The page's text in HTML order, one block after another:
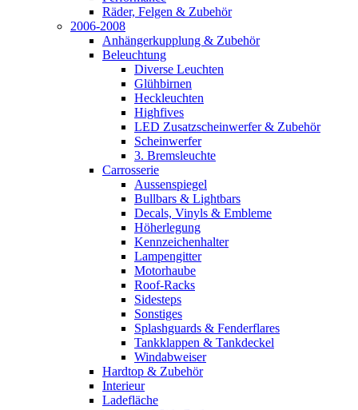
Räder, Felgen & Zubehör
2006-2008
Anhängerkupplung & Zubehör
Beleuchtung
Diverse Leuchten
Glühbirnen
Heckleuchten
Highfives
LED Zusatzscheinwerfer & Zubehör
Scheinwerfer
3. Bremsleuchte
Carrosserie
Aussenspiegel
Bullbars & Lightbars
Decals, Vinyls & Embleme
Höherlegung
Kennzeichenhalter
Lampengitter
Motorhaube
Roof-Racks
Sidesteps
Sonstiges
Splashguards & Fenderflares
Tankklappen & Tankdeckel
Windabweiser
Hardtop & Zubehör
Interieur
Ladefläche